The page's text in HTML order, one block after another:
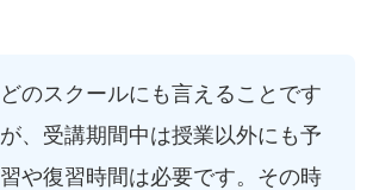
どのスクールにも言えることです
が、受講期間中は授業以外にも予
習や復習時間は必要です。その時